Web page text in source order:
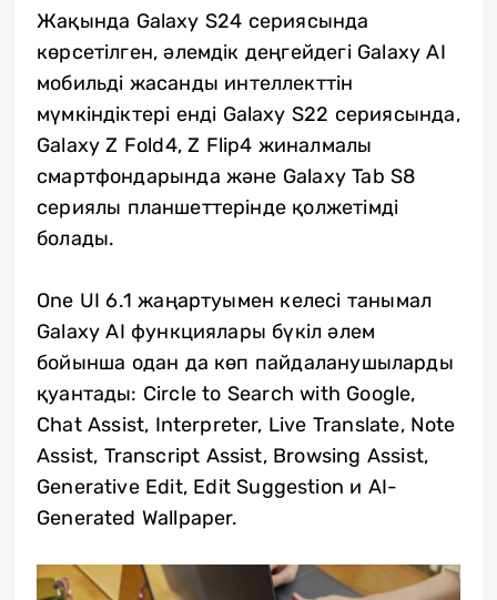
Жақында Galaxy S24 сериясында
көрсетілген, әлемдік деңгейдегі Galaxy AI
мобильді жасанды интеллекттін
мүмкіндіктері енді Galaxy S22 сериясында,
Galaxy Z Fold4, Z Flip4 жиналмалы
смартфондарында және Galaxy Tab S8
сериялы планшеттерінде қолжетімді
болады.
One UI 6.1 жаңартуымен келесі танымал
Galaxy AI функциялары бүкіл әлем
бойынша одан да көп пайдаланушыларды
қуантады: Circle to Search with Google,
Chat Assist, Interpreter, Live Translate, Note
Assist, Transcript Assist, Browsing Assist,
Generative Edit, Edit Suggestion и AI-
Generated Wallpaper.